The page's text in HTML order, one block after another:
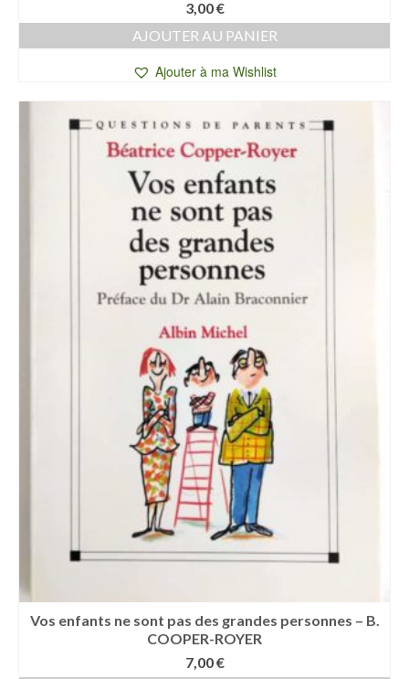
3,00€
AJOUTER AU PANIER
Ajouter à ma Wishlist
Vos enfants ne sont pas des grandes personnes – B.
COOPER-ROYER
7,00€